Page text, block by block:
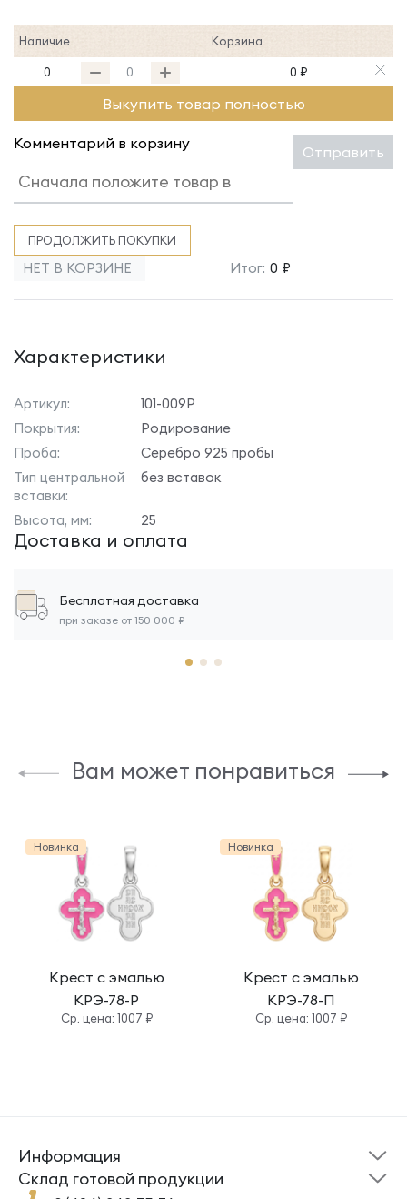
Наличие Корзина
0 0 ₽
Выкупить товар полностью
Комментарий в корзину Отправить
ПРОДОЛЖИТЬ ПОКУПКИ
НЕТ В КОРЗИНЕ Итог: 0 ₽
Характеристики
Артикул:
101-009Р
Покрытия:
Родирование
Проба:
Серебро 925 пробы
Тип центральной
вставки:
без вставок
Высота, мм: 25
Доставка и оплата
Бесплатная доставка
при заказе от 150 000 ₽
Вам может понравиться
Новинка
Крест с эмалью
КРЭ-78-Р
Cр. цена: 1007 ₽
Новинка
Крест с эмалью
КРЭ-78-П
Cр. цена: 1007 ₽
Информация
Склад готовой
продукции
Помощь
Cклад готовой продукции
Кресты Ложки